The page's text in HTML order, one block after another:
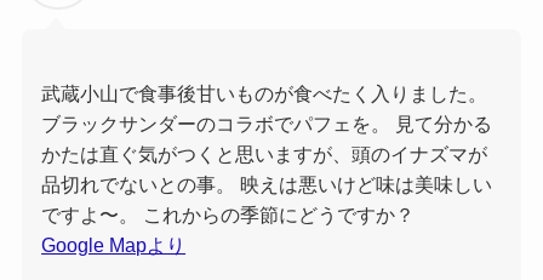
武蔵小山で食事後甘いものが食べたく入りました。
ブラックサンダーのコラボでパフェを。 見て分かる
かたは直ぐ気がつくと思いますが、頭のイナズマが
品切れでないとの事。 映えは悪いけど味は美味しい
ですよ〜。 これからの季節にどうですか？
Google Mapより